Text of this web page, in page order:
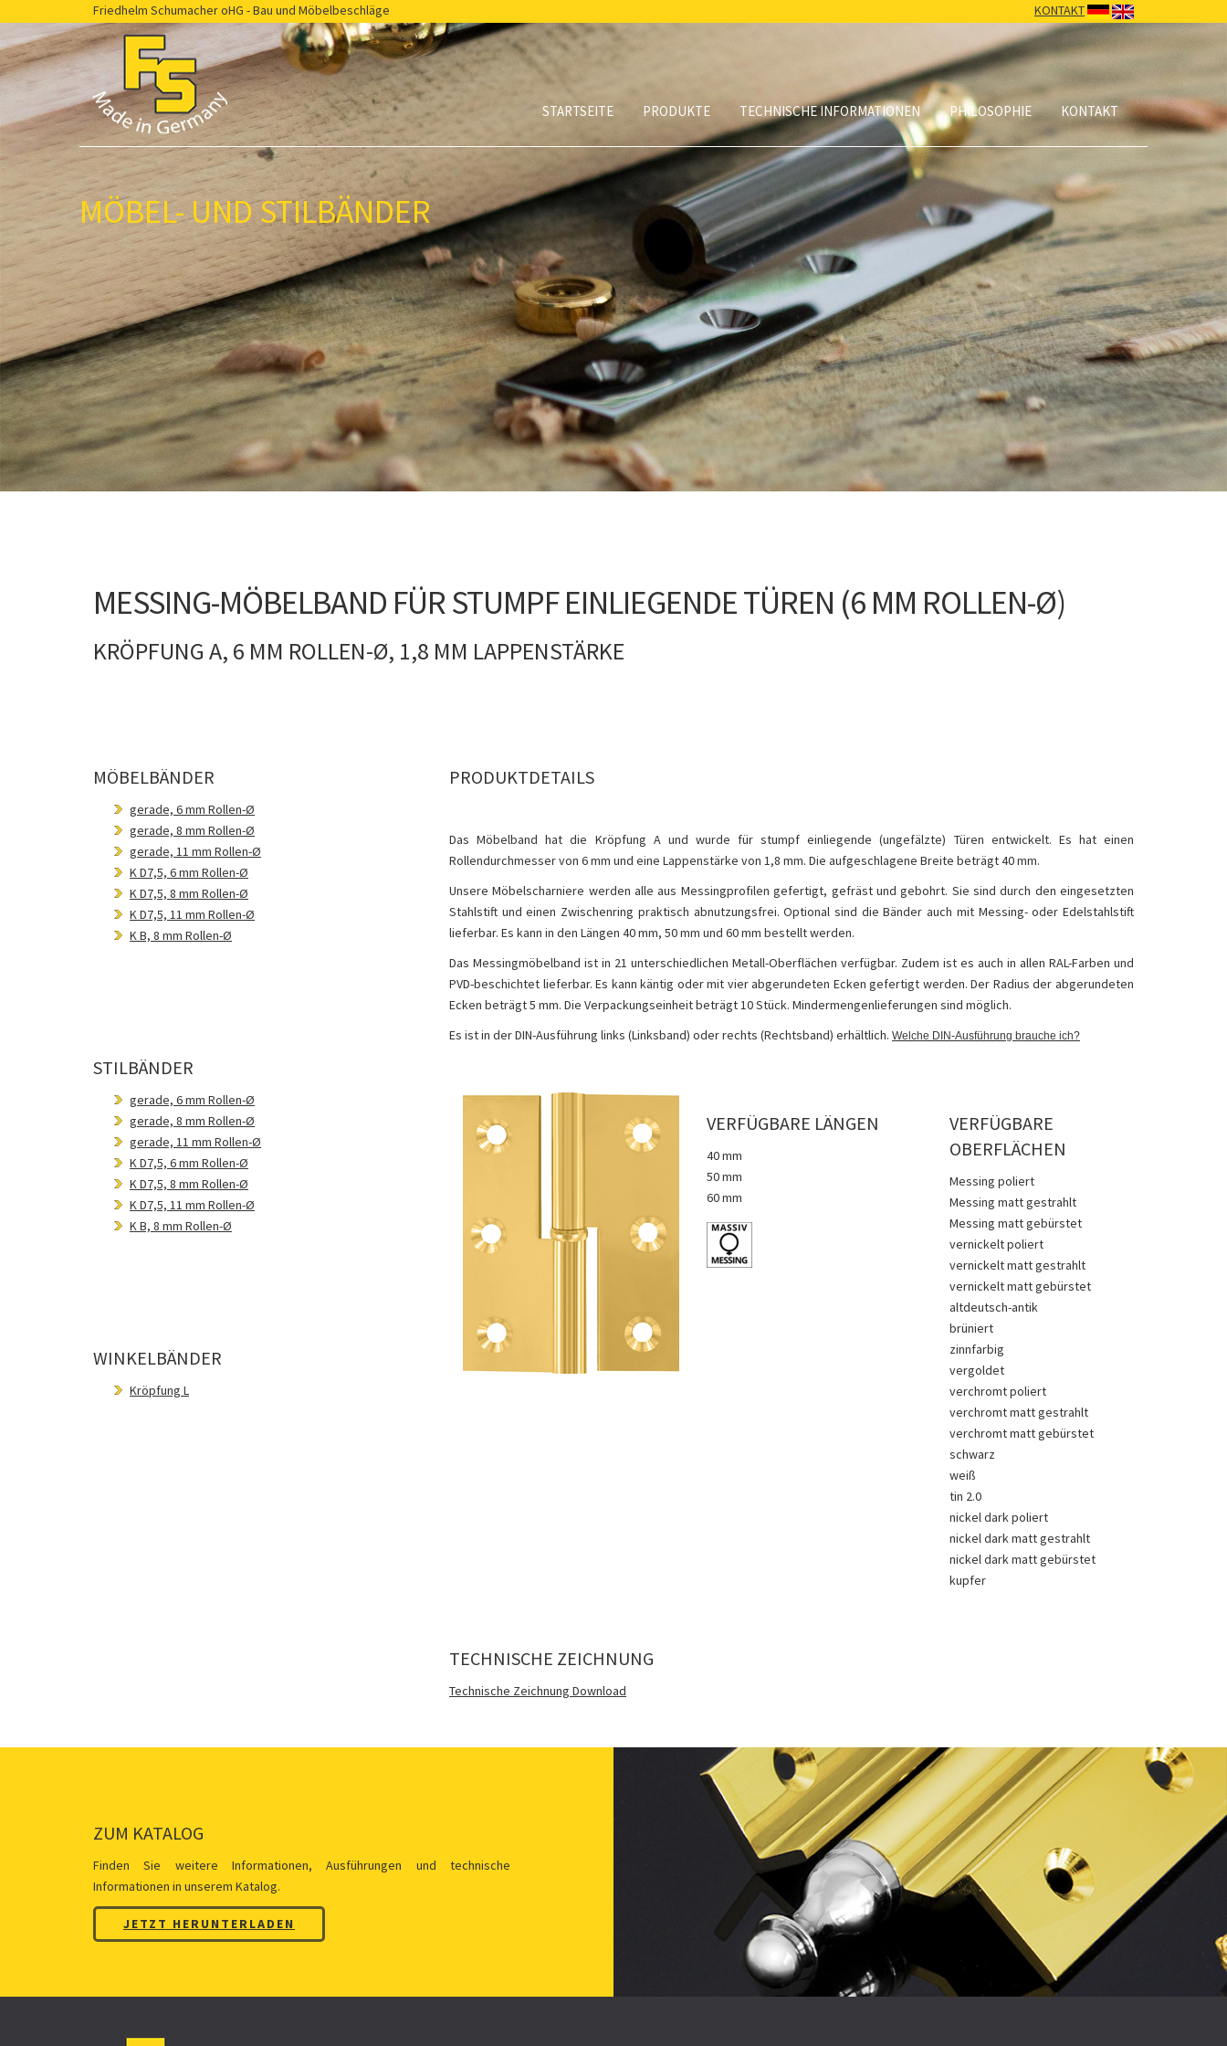
KONTAKT
Friedhelm Schumacher oHG - Bau und Möbelbeschläge
STARTSEITE PRODUKTE TECHNISCHE INFORMATIONEN PHILOSOPHIE KONTAKT
MÖBEL- UND STILBÄNDER
MESSING-MÖBELBAND FÜR STUMPF EINLIEGENDE TÜREN (6 MM ROLLEN-Ø)
KRÖPFUNG A, 6 MM ROLLEN-Ø, 1,8 MM LAPPENSTÄRKE
MÖBELBÄNDER
gerade, 6 mm Rollen-Ø
gerade, 8 mm Rollen-Ø
gerade, 11 mm Rollen-Ø
K D7,5, 6 mm Rollen-Ø
K D7,5, 8 mm Rollen-Ø
K D7,5, 11 mm Rollen-Ø
K B, 8 mm Rollen-Ø
STILBÄNDER
gerade, 6 mm Rollen-Ø
gerade, 8 mm Rollen-Ø
gerade, 11 mm Rollen-Ø
K D7,5, 6 mm Rollen-Ø
K D7,5, 8 mm Rollen-Ø
K D7,5, 11 mm Rollen-Ø
K B, 8 mm Rollen-Ø
WINKELBÄNDER
Kröpfung L
PRODUKTDETAILS
Das Möbelband hat die Kröpfung A und wurde für stumpf einliegende (ungefälzte) Türen entwickelt. Es hat einen
Rollendurchmesser von 6 mm und eine Lappenstärke von 1,8 mm. Die aufgeschlagene Breite beträgt 40 mm.
Unsere Möbelscharniere werden alle aus Messingprofilen gefertigt, gefräst und gebohrt. Sie sind durch den eingesetzten
Stahlstift und einen Zwischenring praktisch abnutzungsfrei. Optional sind die Bänder auch mit Messing- oder Edelstahlstift
lieferbar. Es kann in den Längen 40 mm, 50 mm und 60 mm bestellt werden.
Das Messingmöbelband ist in 21 unterschiedlichen Metall-Oberflächen verfügbar. Zudem ist es auch in allen RAL-Farben und
PVD-beschichtet lieferbar. Es kann käntig oder mit vier abgerundeten Ecken gefertigt werden. Der Radius der abgerundeten
Ecken beträgt 5 mm. Die Verpackungseinheit beträgt 10 Stück. Mindermengenlieferungen sind möglich.
Es ist in der DIN-Ausführung links (Linksband) oder rechts (Rechtsband) erhältlich. Welche DIN-Ausführung brauche ich?
VERFÜGBARE LÄNGEN
40 mm
50 mm
60 mm
VERFÜGBARE
OBERFLÄCHEN
Messing poliert
Messing matt gestrahlt
Messing matt gebürstet
vernickelt poliert
vernickelt matt gestrahlt
vernickelt matt gebürstet
altdeutsch-antik
brüniert
zinnfarbig
vergoldet
verchromt poliert
verchromt matt gestrahlt
verchromt matt gebürstet
schwarz
weiß
tin 2.0
nickel dark poliert
nickel dark matt gestrahlt
nickel dark matt gebürstet
kupfer
TECHNISCHE ZEICHNUNG
Technische Zeichnung Download
ZUM KATALOG
Finden Sie weitere Informationen, Ausführungen und technische
Informationen in unserem Katalog.
JETZT HERUNTERLADEN